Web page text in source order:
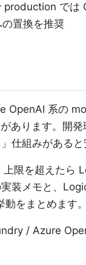
production では
の置換を推奨
OpenAI 系の
あります。開発
仕組みがあると
上限を超えた
装メモと、
をまとめます。
/ Azure